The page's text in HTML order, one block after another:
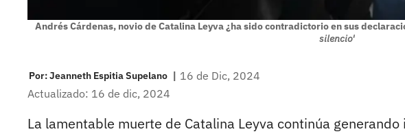
Andrés Cárdenas, novio de Catalina Leyva ¿ha sido contradictorio en sus
silencio'
Por:Jeanneth Espitia Supelano | 16 de Dic, 2024
Actualizado: 16 de dic, 2024
La lamentable muerte de Catalina Leyva continúa